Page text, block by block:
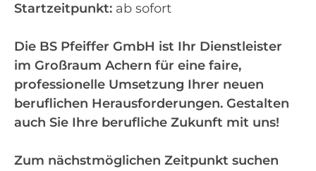
Startzeitpunkt: ab sofort
Die BS Pfeiffer GmbH ist Ihr Dienstleister
im Großraum Achern für eine faire,
professionelle Umsetzung Ihrer neuen
beruflichen Herausforderungen. Gestalten
auch Sie Ihre berufliche Zukunft mit uns!
Zum nächstmöglichen Zeitpunkt suchen